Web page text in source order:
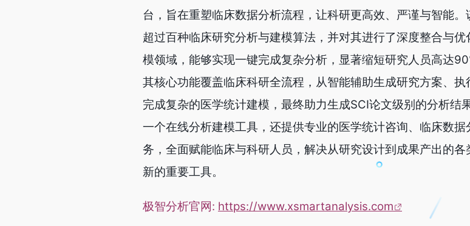
台，旨在重塑临床数据分析流程，让科研更高效、严谨与智能
超过百种临床研究分析与建模算法，并对其进行了深度整合与
模领域，能够实现一键完成复杂分析，显著缩短研究人员高达
其核心功能覆盖临床科研全流程，从智能辅助生成研究方案、执
完成复杂的医学统计建模，最终助力生成SCI论文级别的分析结
一个在线分析建模工具，还提供专业的医学统计咨询、临床数
务，全面赋能临床与科研人员，解决从研究设计到成果产出的各
新的重要工具。
极智分析官网: https://www.xsmartanalysis.com